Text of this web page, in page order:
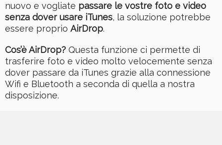
nuovo e vogliate passare le vostre foto e video
senza dover usare iTunes, la soluzione potrebbe
essere proprio AirDrop.
Cos’è AirDrop? Questa funzione ci permette di
trasferire foto e video molto velocemente senza
dover passare da iTunes grazie alla connessione
Wifi e Bluetooth a seconda di quella a nostra
disposizione.